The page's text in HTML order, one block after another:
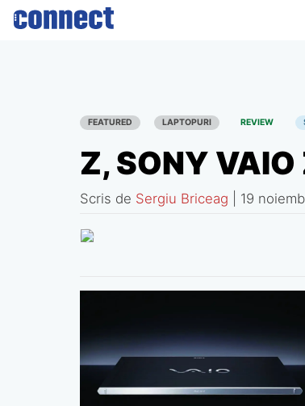
Skip
FEATURED LAPTOPURI REVIEW
Z, SONY
Scris de Sergiu Briceag 19